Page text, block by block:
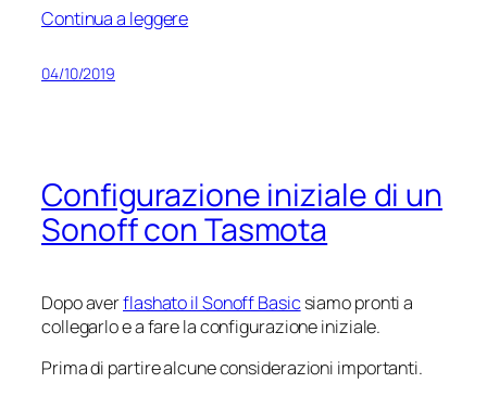
Continua a leggere
04/10/2019
Configurazione iniziale di un
Sonoff con Tasmota
Dopo averflashato il Sonoff Basic siamo pronti a
collegarlo e a fare la configurazione iniziale.
Prima di partire alcune considerazioni importanti.